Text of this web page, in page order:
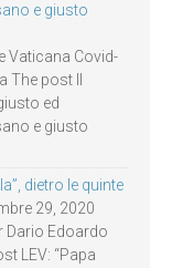
e giusto
Vaticana Covid-
The post Il
ed
e giusto
dietro le quinte
29, 2020
Edoardo
LEV: “Papa